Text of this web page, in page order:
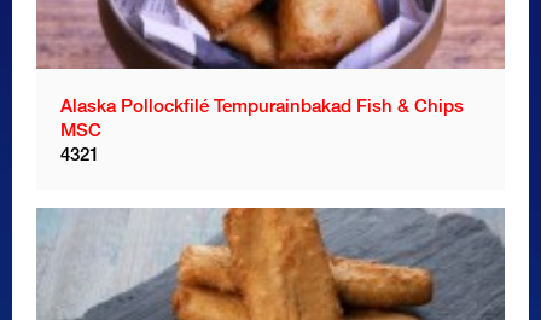
Alaska Pollockfilé Tempurainbakad Fish & Chips
MSC
4321